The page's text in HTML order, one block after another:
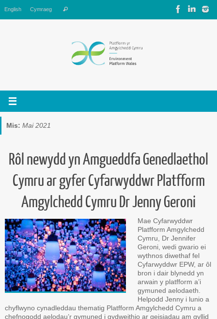
to
content
English Cymraeg Search
Mis: Mai 2021
Rôl newydd yn Amgueddfa Genedlaethol
Cymru ar gyfer Cyfarwyddwr Platfform
Amgylchedd Cymru Dr Jenny Geroni
Mae Cyfarwyddwr
Platfform Amgylchedd
Cymru, Dr Jennifer
Geroni, wedi gwario ei
wythnos diwethaf fel
Cyfarwyddwr EPW, ar ôl
bron i dair blynedd yn
arwain y platfform a’i
gymuned aelodaeth.
Helpodd Jenny i lunio a
chyflwyno cynadleddau thematig Platfform Amgylchedd Cymru a
chefnogodd aelodau’r gymuned i gydweithio ar geisiadau am gyllid